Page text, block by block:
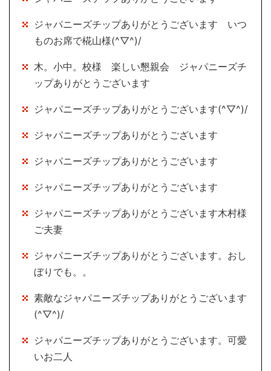
ジャパニーズチップありがとうございます いつ
ものお席で椛山様(^▽^)/
木。小中。校様 楽しい懇親会 ジャパニーズチ
ップありがとうございます
ジャパニーズチップありがとうございます(^▽^)/
ジャパニーズチップありがとうございます
ジャパニーズチップありがとうございます
ジャパニーズチップありがとうございます
ジャパニーズチップありがとうございます木村様
ご夫妻
ジャパニーズチップありがとうございます。おし
ぼりでも。。
素敵なジャパニーズチップありがとうございます
(^▽^)/
ジャパニーズチップありがとうございます。可愛
いお二人